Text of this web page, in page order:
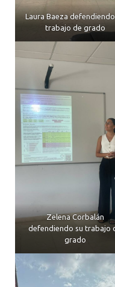
Laura Baeza
trabajo de grado
Zelena Corbalán
defendiendo su trabajo
grado